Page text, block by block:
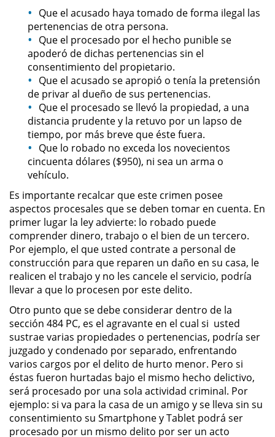
Eliminación de Antecedentes
Penales
Libertad condicional bajo
palabra
Petición para Anular una
Condena por Asesinato
Sello de Registros de Arresto
Condicional
Delitos Contra la Propiedad
Dañar Líneas Telefónicas,
Eléctricas o de Servicios
Públicos
Incendio Provocado
Invasión Agravada de Propiedad
Ajena
Invasión de Propiedad Ajena
Vandalismo
Delitos de Armas
Que el acusado haya tomado de forma ilegal las
pertenencias de otra persona.
Que el procesado por el hecho punible se
apoderó de dichas pertenencias sin el
consentimiento del propietario.
Que el acusado se apropió o tenía la pretensión
de privar al dueño de sus pertenencias.
Que el procesado se llevó la propiedad, a una
distancia prudente y la retuvo por un lapso de
tiempo, por más breve que éste fuera.
Que lo robado no exceda los novecientos
cincuenta dólares ($950), ni sea un arma o
vehículo.
Es importante recalcar que este crimen posee
aspectos procesales que se deben tomar en cuenta. En
primer lugar la ley advierte: lo robado puede
comprender dinero, trabajo o el bien de un tercero.
Por ejemplo, el que usted contrate a personal de
construcción para que reparen un daño en su casa, le
realicen el trabajo y no les cancele el servicio, podría
llevar a que lo procesen por este delito.
Otro punto que se debe considerar dentro de la
sección 484 PC, es el agravante en el cual si usted
sustrae varias propiedades o pertenencias, podría ser
juzgado y condenado por separado, enfrentando
varios cargos por el delito de hurto menor. Pero si
éstas fueron hurtadas bajo el mismo hecho delictivo,
será procesado por una sola actividad criminal. Por
ejemplo: si va para la casa de un amigo y se lleva sin su
consentimiento su Smartphone y Tablet podrá ser
procesado por un mismo delito por ser un acto